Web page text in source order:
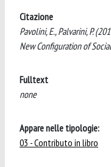
Citazione
Pavolini, E., Palvarini, P.
New Configuration of
Fulltext
none
Appare nelle tipologie:
03 - Contributo in libro